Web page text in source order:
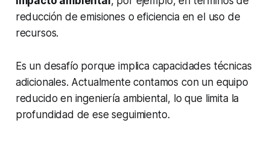
reducción de emisiones o eficiencia en el uso de
recursos.
Es un desafío porque implica capacidades técnicas
adicionales. Actualmente contamos con un equipo
reducido en ingeniería ambiental, lo que limita la
profundidad de ese seguimiento.